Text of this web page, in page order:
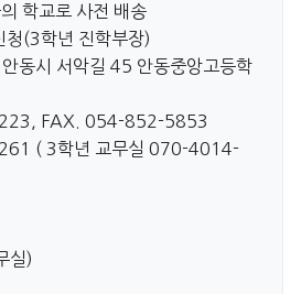
학교로 사전 배송
청(3학년 진학부장)
동시 서악길 45 안동중앙고등학
FAX. 054-852-5853
( 3학년 교무실 070-4014-
실)